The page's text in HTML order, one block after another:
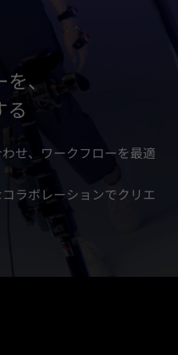
、
る
せ、ワークフローを最適
ラボレーションでクリエ